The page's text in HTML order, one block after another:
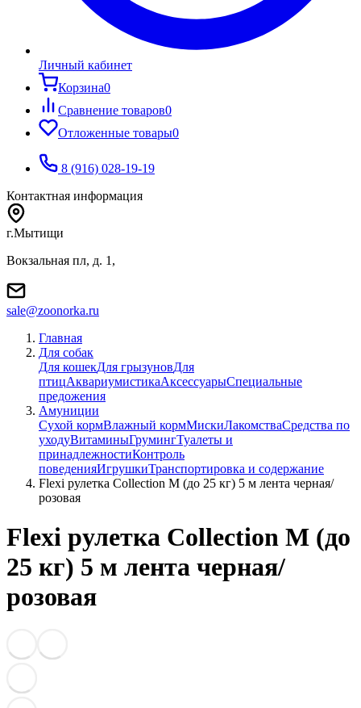
Личный кабинет
Корзина0
Сравнение товаров0
Отложенные товары0
8 (916) 028-19-19
Контактная информация
г.Мытищи
Вокзальная пл, д. 1,
sale@zoonorka.ru
Главная
Для собак
Для кошекДля грызуновДля
птицАквариумистикаАксессуарыСпециальные
предожения
Амуниции
Сухой кормВлажный кормМискиЛакомстваСредства по
уходуВитаминыГрумингТуалеты и
принадлежностиКонтроль
поведенияИгрушкиТранспортировка и содержание
Flexi рулетка Collection М (до 25 кг) 5 м лента черная/
розовая
Flexi рулетка Collection М (до
25 кг) 5 м лента черная/
розовая